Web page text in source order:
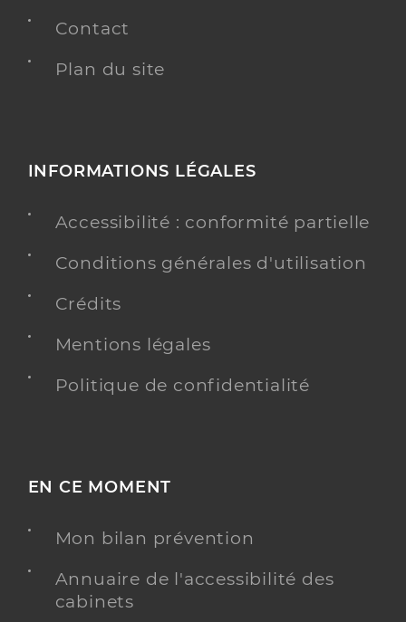
Contact
Plan du site
INFORMATIONS LÉGALES
Accessibilité : conformité partielle
Conditions générales d'utilisation
Crédits
Mentions légales
Politique de confidentialité
EN CE MOMENT
Mon bilan prévention
Annuaire de l'accessibilité des
cabinets